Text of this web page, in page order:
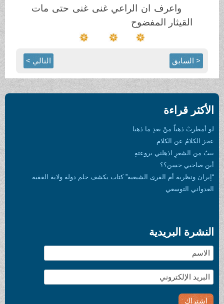
واعرف ان الراعي غنى غنى حتى مات
القيثار المفضوح
< السابق التالي >
الأكثر قراءة
لو أمطرتْ ذهباً منْ بعدِ ما ذهبا
عجز الكلامُ عن الكلام
بيتٌ من الشعرِ اذهلني بروعتهِ
أين صاحبي حسن؟؟
“إيران ونظرية أم القرى الشيعية” كتاب يكشف حلم دولة ولاية الفقيه
العدواني التوسعي
النشرة البريدية